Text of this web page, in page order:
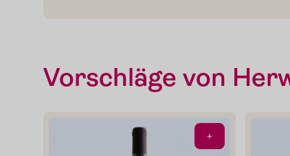
Slow Food
Vorschläge von
+